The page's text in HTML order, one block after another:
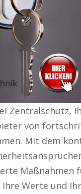
Zentralschutz,
von
Mit dem
Maßnahmen
Werte und